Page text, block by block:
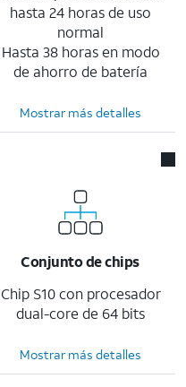
hasta 24 horas de uso
normal
Hasta 38 horas en modo
de ahorro de batería
Mostrar más detalles
Conjunto de chips
Chip S10 con procesador
dual-core de 64 bits
Mostrar más detalles